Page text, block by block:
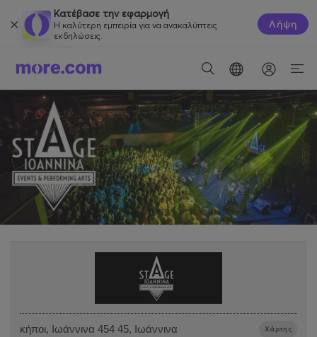
Κατέβασε την εφαρμογή
Η καλύτερη εμπειρία για να ανακαλύπτεις
εκδηλώσεις.
Λήψη
κήποι, Ιωάννινα 454 45, Ιωάννινα Χάρτης